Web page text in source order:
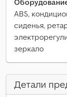
ABS,
сиденья,
зеркало
Детали